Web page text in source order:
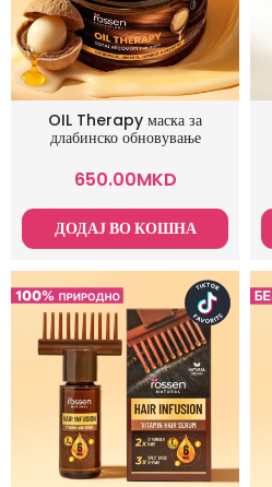
OIL Therapy маска за
длабинско обновување
650.00MKD
ДОДАЈ ВО КОШНА